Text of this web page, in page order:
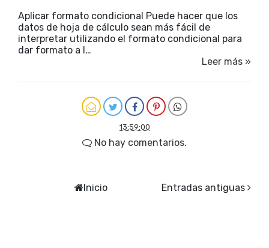
Aplicar formato condicional Puede hacer que los
datos de hoja de cálculo sean más fácil de
interpretar utilizando el formato condicional para
dar formato a l…
Leer más »
13:59:00
No hay comentarios.
Entradas antiguas
Inicio